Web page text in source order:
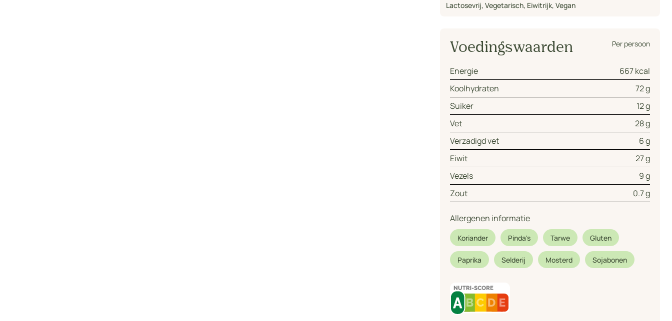
Lactosevrij, Vegetarisch, Eiwitrijk, Vegan
Voedingswaarden Per persoon
Energie
667 kcal
Koolhydraten
72 g
Suiker
12 g
Vet
28 g
Verzadigd vet
6 g
Eiwit
27 g
Vezels
9 g
Zout
0.7 g
Allergenen informatie
Koriander Pinda's Tarwe Gluten
Paprika Selderij Mosterd Sojabonen